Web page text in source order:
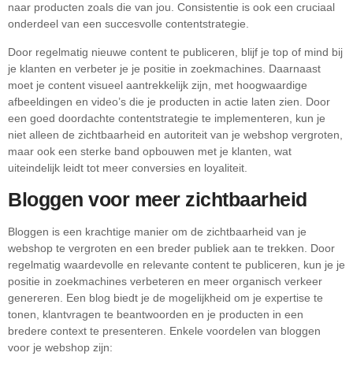
naar producten zoals die van jou. Consistentie is ook een cruciaal
onderdeel van een succesvolle contentstrategie.
Door regelmatig nieuwe content te publiceren, blijf je top of mind bij
je klanten en verbeter je je positie in zoekmachines. Daarnaast
moet je content visueel aantrekkelijk zijn, met hoogwaardige
afbeeldingen en video’s die je producten in actie laten zien. Door
een goed doordachte contentstrategie te implementeren, kun je
niet alleen de zichtbaarheid en autoriteit van je webshop vergroten,
maar ook een sterke band opbouwen met je klanten, wat
uiteindelijk leidt tot meer conversies en loyaliteit.
Bloggen voor meer zichtbaarheid
Bloggen is een krachtige manier om de zichtbaarheid van je
webshop te vergroten en een breder publiek aan te trekken. Door
regelmatig waardevolle en relevante content te publiceren, kun je je
positie in zoekmachines verbeteren en meer organisch verkeer
genereren. Een blog biedt je de mogelijkheid om je expertise te
tonen, klantvragen te beantwoorden en je producten in een
bredere context te presenteren. Enkele voordelen van bloggen
voor je webshop zijn: